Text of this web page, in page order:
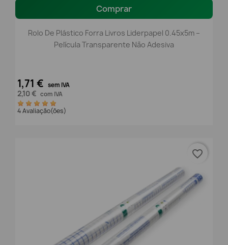
Comprar
Rolo De Plástico Forra Livros Liderpapel 0.45x5m –
Película Transparente Não Adesiva
1,71 € sem IVA
2,10 € com IVA
4 Avaliação(ões)
favorite_border